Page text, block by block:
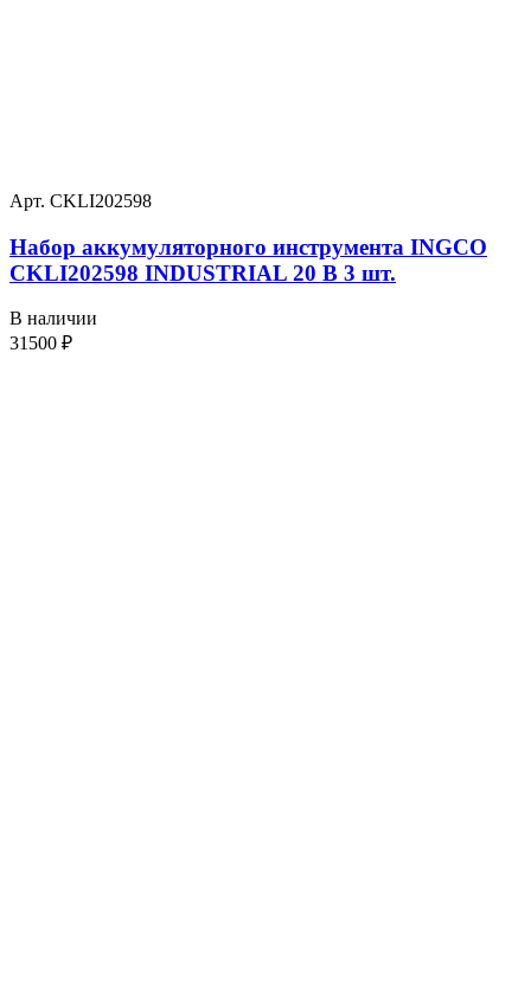
Арт. CKLI202598
Набор аккумуляторного инструмента INGCO
CKLI202598 INDUSTRIAL 20 В 3 шт.
В наличии
31500 ₽